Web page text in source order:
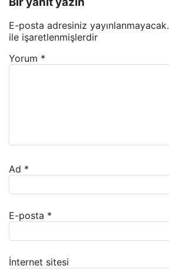
E-posta adresiniz yayınlanmayacak.
ile işaretlenmişlerdir
Yorum *
Ad *
E-posta *
İnternet sitesi